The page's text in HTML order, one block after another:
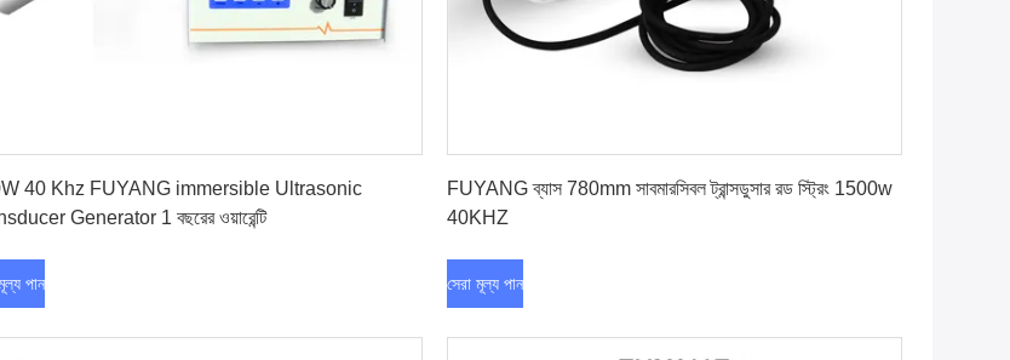
40 Khz FUYANG immersible Ultrasonic
Generator 1 বছরের ওয়ারেন্টি
পান
FUYANG ব্যাস 780mm সাবমারসিবল ট্রান্সডুসার রড স্ট্রিং 1500w
40KHZ
সেরা মূল্য পান